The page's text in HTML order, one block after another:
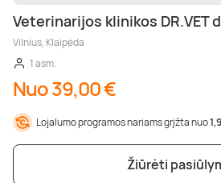
Veterinarijos klinikos DR.VET
Vilnius, Klaipėda
1 asm.
Nuo 39,00 €
Lojalumo programos nariams grįžta nuo
Žiūrėti